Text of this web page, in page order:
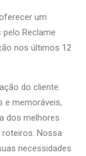
um
Reclame
nos últimos 12
do cliente.
e memoráveis,
dos melhores
Nossa
necessidades